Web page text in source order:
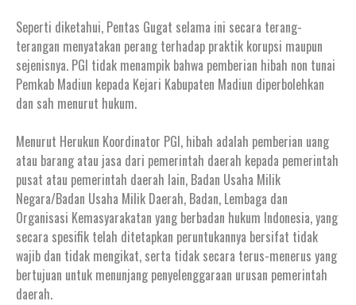
Seperti diketahui, Pentas Gugat selama ini secara terang-
terangan menyatakan perang terhadap praktik korupsi maupun
sejenisnya. PGI tidak menampik bahwa pemberian hibah non tunai
Pemkab Madiun kepada Kejari Kabupaten Madiun diperbolehkan
dan sah menurut hukum.
Menurut Herukun Koordinator PGI, hibah adalah pemberian uang
atau barang atau jasa dari pemerintah daerah kepada pemerintah
pusat atau pemerintah daerah lain, Badan Usaha Milik
Negara/Badan Usaha Milik Daerah, Badan, Lembaga dan
Organisasi Kemasyarakatan yang berbadan hukum Indonesia, yang
secara spesifik telah ditetapkan peruntukannya bersifat tidak
wajib dan tidak mengikat, serta tidak secara terus-menerus yang
bertujuan untuk menunjang penyelenggaraan urusan pemerintah
daerah.